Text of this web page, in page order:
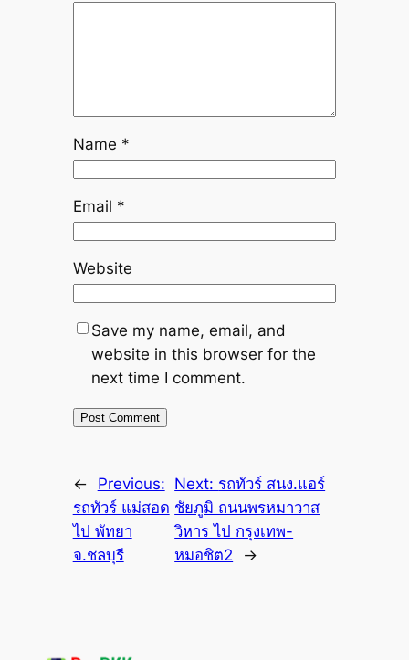
Name *
Email *
Website
Save my name, email, and
website in this browser for the
next time I comment.
←
Previous:
รถทัวร์ แม่สอด
ไป พัทยา
จ.ชลบุรี
Next: รถทัวร์ สนง.แอร์
ชัยภูมิ ถนนพรหมาวาส
วิหาร ไป กรุงเทพ-
หมอชิต2
→